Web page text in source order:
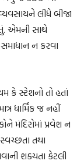
લીધે બીજા
એમની સાથે
ન કરવા
કે સ્ટેશનો તો હતાં
ધાર્મિક જ નહીં
મંદિરોમાં પ્રવેશ ન
તથા
શક્યતા કેટલી